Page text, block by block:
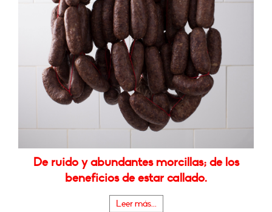
De ruido y abundantes morcillas; de los
beneficios de estar callado.
Leer más...